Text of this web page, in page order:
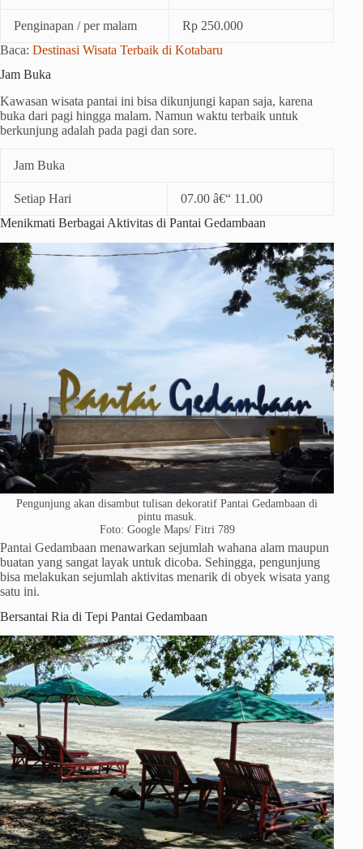
Penginapan / per malam
Rp 250.000
Baca: Destinasi Wisata Terbaik di Kotabaru
Jam Buka
Kawasan wisata pantai ini bisa dikunjungi kapan saja, karena
buka dari pagi hingga malam. Namun waktu terbaik untuk
berkunjung adalah pada pagi dan sore.
Jam Buka
Setiap Hari
07.00 â€“ 11.00
Menikmati Berbagai Aktivitas di Pantai Gedambaan
Pengunjung akan disambut tulisan dekoratif Pantai Gedambaan di
pintu masuk.
Foto: Google Maps/ Fitri 789
Pantai Gedambaan menawarkan sejumlah wahana alam maupun
buatan yang sangat layak untuk dicoba. Sehingga, pengunjung
bisa melakukan sejumlah aktivitas menarik di obyek wisata yang
satu ini.
Bersantai Ria di Tepi Pantai Gedambaan